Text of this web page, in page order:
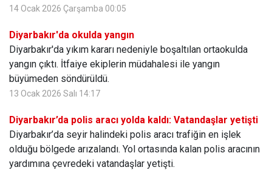
14 Ocak 2026 Çarşamba 00:05
Diyarbakır'da okulda yangın
Diyarbakır'da yıkım kararı nedeniyle boşaltılan ortaokulda
yangın çıktı. İtfaiye ekiplerin müdahalesi ile yangın
büyümeden söndürüldü.
13 Ocak 2026 Salı 14:17
Diyarbakır’da polis aracı yolda kaldı: Vatandaşlar yetişti
Diyarbakır’da seyir halindeki polis aracı trafiğin en işlek
olduğu bölgede arızalandı. Yol ortasında kalan polis aracının
yardımına çevredeki vatandaşlar yetişti.